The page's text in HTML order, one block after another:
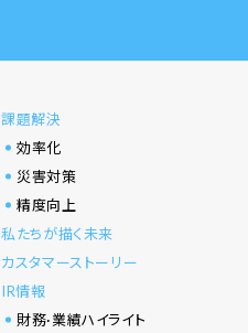
課題解決
効率化
災害対策
精度向上
私たちが描く未来
カスタマーストーリー
IR情報
財務·業績ハイライト